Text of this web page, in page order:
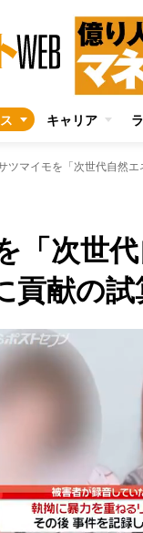
キャリア
ツマイモを「次世代自然
「次世
貢献の試